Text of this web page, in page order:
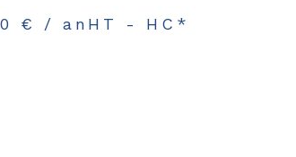
€ / an HT - HC*